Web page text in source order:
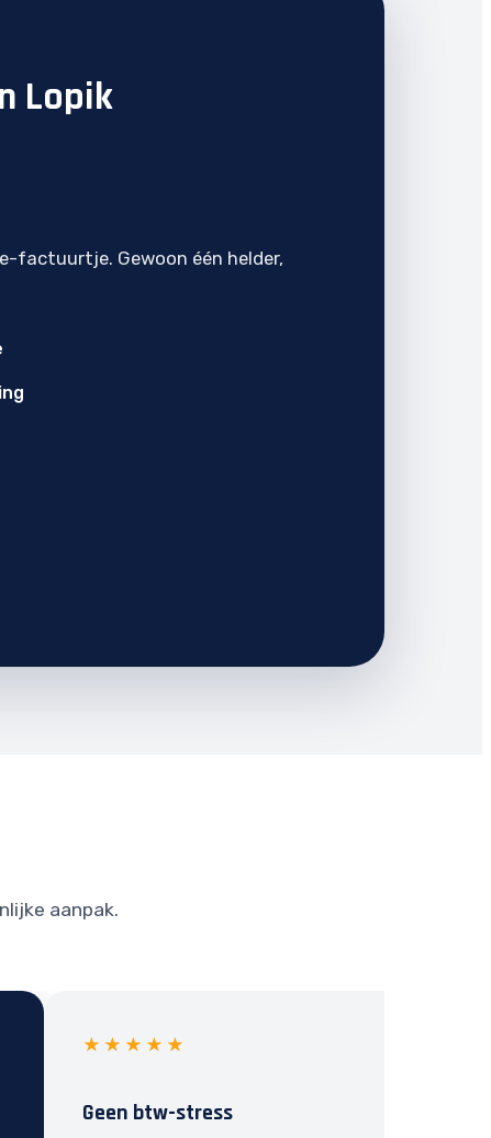
Lopik
factuurtje. Gewoon één helder,
aanpak.
★★★★★
Geen btw-stress